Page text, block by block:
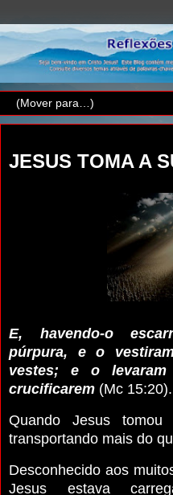
JESUS TOMA A
E, havendo-o
púrpura, e o
vestes; e o
crucificarem (Mc 15:20).
Quando Jesus
transportando mais do
Desconhecido aos
Jesus estava